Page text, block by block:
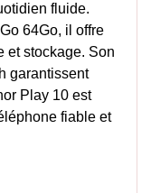
fluide.
64Go, il offre
et stockage. Son
garantissent
Play 10 est
fiable et